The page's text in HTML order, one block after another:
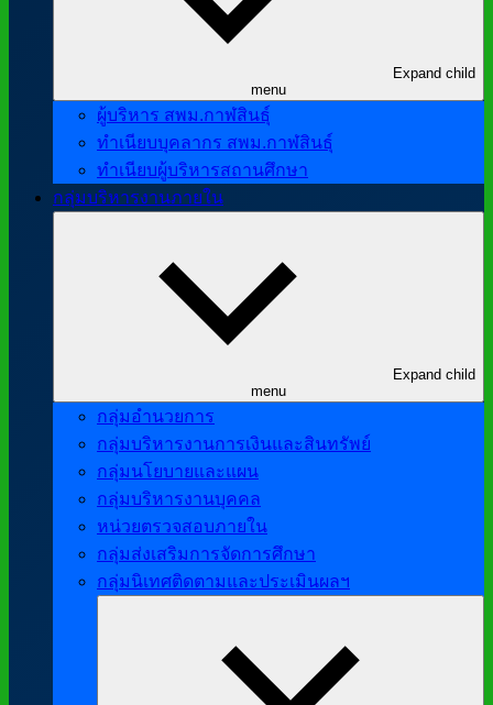
Expand child
menu
ผู้บริหาร สพม.กาฬสินธุ์
ทำเนียบบุคลากร สพม.กาฬสินธุ์
ทำเนียบผู้บริหารสถานศึกษา
กลุ่มบริหารงานภายใน
Expand child
menu
กลุ่มอำนวยการ
กลุ่มบริหารงานการเงินและสินทรัพย์
กลุ่มนโยบายและแผน
กลุ่มบริหารงานบุคคล
หน่วยตรวจสอบภายใน
กลุ่มส่งเสริมการจัดการศึกษา
กลุ่มนิเทศติดตามและประเมินผลฯ